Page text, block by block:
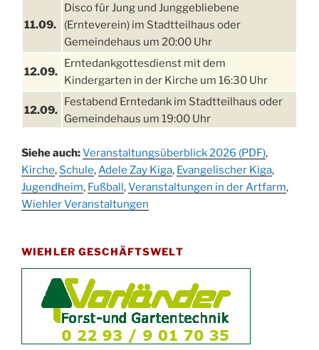
11.09.
Disco für Jung und Junggebliebene
(Ernteverein) im Stadtteilhaus oder
Gemeindehaus um 20:00 Uhr
12.09.
Erntedankgottesdienst mit dem
Kindergarten in der Kirche um 16:30 Uhr
12.09.
Festabend Erntedank im Stadtteilhaus oder
Gemeindehaus um 19:00 Uhr
13.09.
Stadtteilhaus um 14:00 Uhr
19.09.
Schlagerabend im Stadtteilhaus
Drabenderhöhe
Kinderbibeltag im Ev. Gemeindehaus von 10-
12 Uhr
09.10.
Afterwork-Andacht um 18:00 Uhr in der
Kirche
Sandmännchen-Gottesdienst in der Kirche
Siehe auch:Veranstaltungsüberblick 2026 (PDF),
Kirche, Schule, Adele Zay Kiga, Evangelischer Kiga,
Jugendheim, Fußball,Veranstaltungen in der Artfarm,
Wiehler Veranstaltungen
WIEHLER GESCHÄFTSWELT